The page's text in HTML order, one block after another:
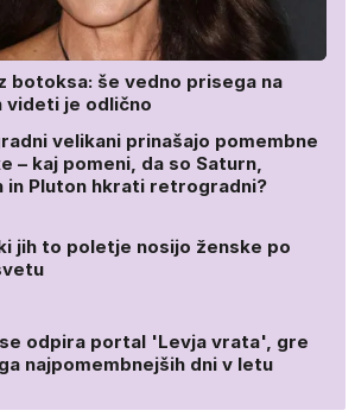
botoksa: še vedno prisega na
videti je odlično
velikani prinašajo pomembne
– kaj pomeni, da so Saturn,
in Pluton hkrati retrogradni?
jih to poletje nosijo ženske po
odpira portal 'Levja vrata', gre
najpomembnejših dni v letu